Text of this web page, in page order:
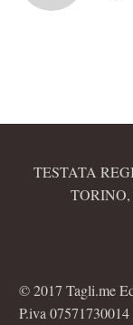
TESTATA
TORINO,
© 2017 Tagli.me
P.iva